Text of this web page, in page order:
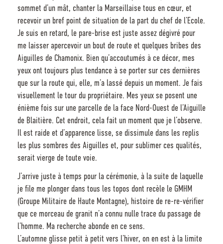
sommet d’un mât, chanter la Marseillaise tous en cœur, et
recevoir un bref point de situation de la part du chef de l’Ecole.
Je suis en retard, le pare-brise est juste assez dégivré pour
me laisser apercevoir un bout de route et quelques bribes des
Aiguilles de Chamonix. Bien qu’accoutumés à ce décor, mes
yeux ont toujours plus tendance à se porter sur ces dernières
que sur la route qui, elle, m’a lassé depuis un moment. Je fais
visuellement le tour du propriétaire. Mes yeux se posent une
énième fois sur une parcelle de la face Nord-Ouest de l’Aiguille
de Blaitière. Cet endroit, cela fait un moment que je l’observe.
Il est raide et d’apparence lisse, se dissimule dans les replis
les plus sombres des Aiguilles et, pour sublimer ces qualités,
serait vierge de toute voie.
J’arrive juste à temps pour la cérémonie, à la suite de laquelle
je file me plonger dans tous les topos dont recèle le GMHM
(Groupe Militaire de Haute Montagne), histoire de re-re-vérifier
que ce morceau de granit n’a connu nulle trace du passage de
l’homme. Ma recherche abonde en ce sens.
L’automne glisse petit à petit vers l’hiver, on en est à la limite